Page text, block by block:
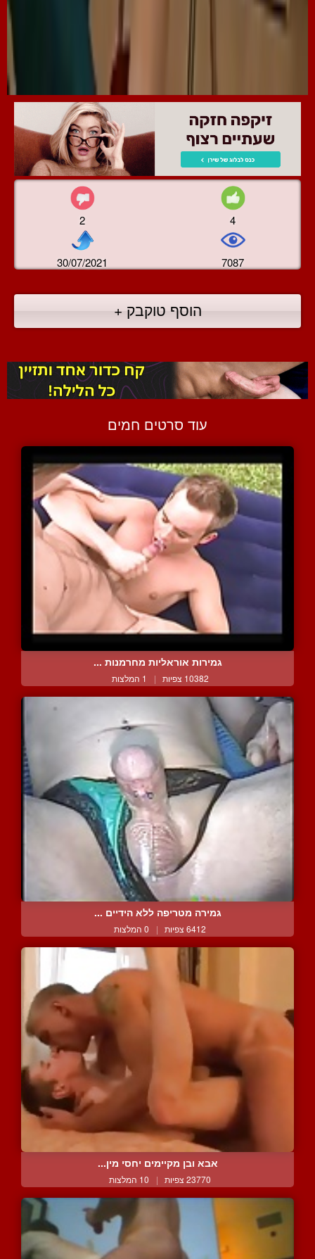
2 4
30/07/2021 7087
הוסף טוקבק +
עוד סרטים חמים
גמירות אוראליות מחרמנות ...
10382 צפיות | 1 המלצות
גמירה מטריפה ללא הידיים ...
6412 צפיות | 0 המלצות
אבא ובן מקיימים יחסי מין...
23770 צפיות | 10 המלצות